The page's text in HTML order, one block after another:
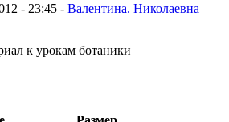
- 23:45 - Валентина. Николаевна
к урокам ботаники